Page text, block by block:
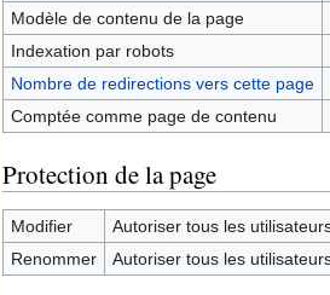
Modèle de contenu de la page
Indexation par robots
Nombre de redirections vers cette page
Comptée comme page de contenu
Protection de la page
Modifier
Autoriser tous les
Renommer
Autoriser tous les